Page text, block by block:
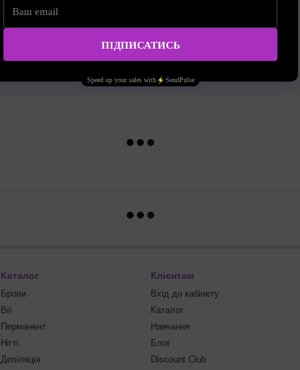
Каталог
Брови
Вії
Перманент
Нігті
Депіляція
Клієнтам
Вхід до кабінету
Каталог
Навчання
Блог
Discount Club